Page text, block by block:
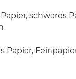
schweres
Papier,